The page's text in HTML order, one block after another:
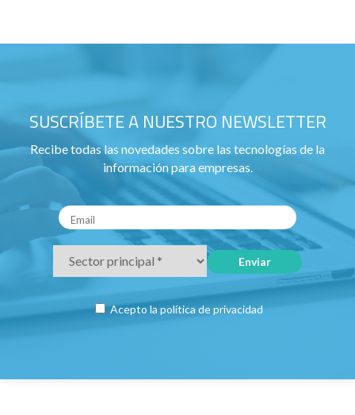
SUSCRÍBETE A NUESTRO NEWSLETTER
Recibe todas las novedades sobre las tecnologías de la
información para empresas.
Acepto la política de privacidad